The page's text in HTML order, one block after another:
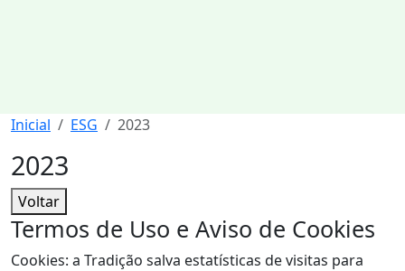
Inicial ESG 2023
2023
Voltar
Termos de Uso e Aviso de Cookies
Cookies: a Tradição salva estatísticas de visitas para